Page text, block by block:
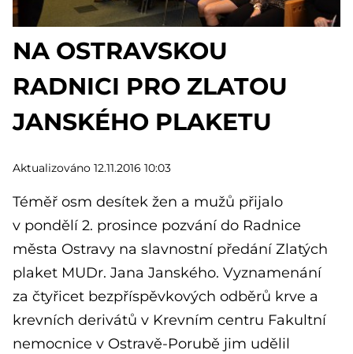
NA OSTRAVSKOU
RADNICI PRO ZLATOU
JANSKÉHO PLAKETU
Aktualizováno 12.11.2016 10:03
Téměř osm desítek žen a mužů přijalo
v pondělí 2. prosince pozvání do Radnice
města Ostravy na slavnostní předání Zlatých
plaket MUDr. Jana Janského. Vyznamenání
za čtyřicet bezpříspěvkových odběrů krve a
krevních derivátů v Krevním centru Fakultní
nemocnice v Ostravě-Porubě jim udělil